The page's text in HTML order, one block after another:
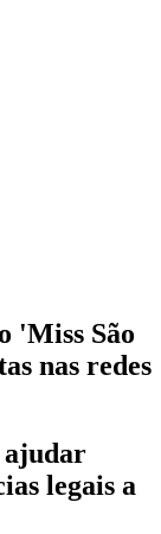
'Miss São
nas redes
ajudar
legais a